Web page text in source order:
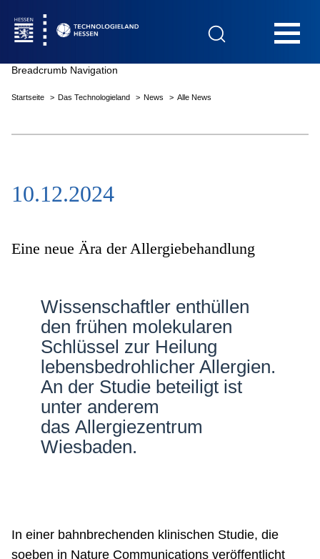
Das Technologieland
Innovationsfelder
Netzwerke
Breadcrumb Navigation
Startseite Das Technologieland News Alle News
10.12.2024
Eine neue Ära der Allergiebehandlung
Wissenschaftler enthüllen
den frühen molekularen
Schlüssel zur Heilung
lebensbedrohlicher Allergien.
An der Studie beteiligt ist
unter anderem
das Allergiezentrum
Wiesbaden.
In einer bahnbrechenden klinischen Studie, die
soeben in Nature Communications veröffentlicht